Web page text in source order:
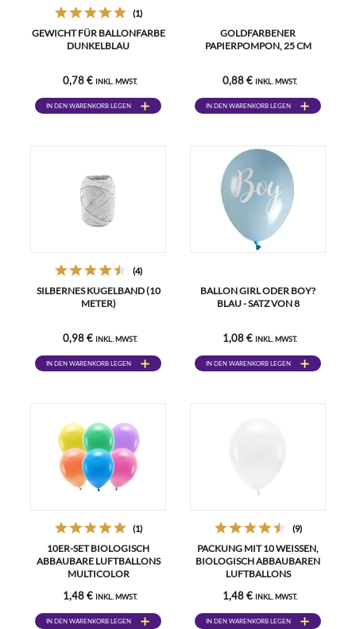
(1)
GEWICHT FÜR BALLONFARBE
DUNKELBLAU
0,78 € INKL. MWST.
IN DEN WARENKORB LEGEN
GOLDFARBENER
PAPIERPOMPON, 25 CM
0,88 € INKL. MWST.
IN DEN WARENKORB LEGEN
(4)
SILBERNES KUGELBAND (10
METER)
0,98 € INKL. MWST.
IN DEN WARENKORB LEGEN
BALLON GIRL ODER BOY?
BLAU - SATZ VON 8
1,08 € INKL. MWST.
IN DEN WARENKORB LEGEN
(1)
10ER-SET BIOLOGISCH
ABBAUBARE LUFTBALLONS
MULTICOLOR
1,48 € INKL. MWST.
IN DEN WARENKORB LEGEN
(9)
PACKUNG MIT 10 WEISSEN, B
IOLOGISCH ABBAUBAREN L
UFTBALLONS
1,48 € INKL. MWST.
IN DEN WARENKORB LEGEN